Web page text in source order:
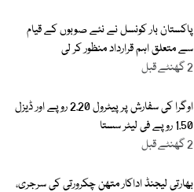
پاکستان بار کونسل نے نئے صوبوں کے قیام
سے متعلق اہم قرارداد منظور کر لی
2 گھنٹے قبل
اوگرا کی سفارش پر پیٹرول 2.20 روپے اور ڈیزل
1.50 روپے فی لیٹر سستا
2 گھنٹے قبل
بھارتی لیجنڈ اداکار متھن چکرورتی کی سرجری،